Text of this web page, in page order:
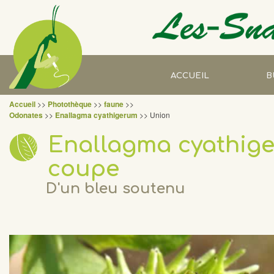
ACCUEIL
Accueil >> Photothèque >> faune >>
Odonates >> Enallagma cyathigerum >> Union
Enallagma
coupe
D'un bleu soutenu